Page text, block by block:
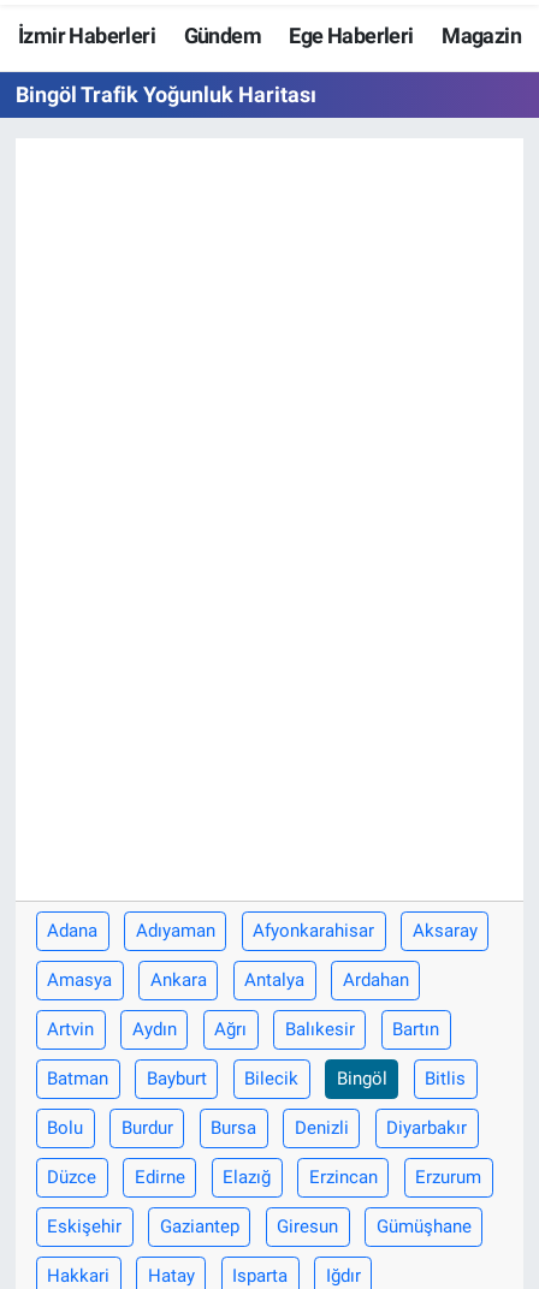
İzmir Haberleri Gündem Ege Haberleri Magazin
Bingöl Trafik Yoğunluk Haritası
Adana Adıyaman Afyonkarahisar Aksaray
Amasya Ankara Antalya Ardahan
Artvin Aydın Ağrı Balıkesir Bartın
Batman Bayburt Bilecik Bingöl Bitlis
Bolu Burdur Bursa Denizli Diyarbakır
Düzce Edirne Elazığ Erzincan Erzurum
Eskişehir Gaziantep Giresun Gümüşhane
Hakkari Hatay Isparta Iğdır
Resmi İlanlar
Resmi Reklam